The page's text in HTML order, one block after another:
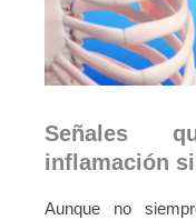
Señales
inflamación
Aunque no